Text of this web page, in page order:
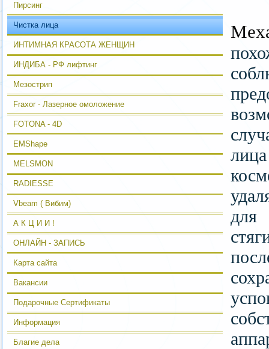
Пирсинг
Чистка лица
ИНТИМНАЯ КРАСОТА ЖЕНЩИН
ИНДИБА - РФ лифтинг
Мезострип
Fraxor - Лазерное омоложение
FOTONA - 4D
EMShape
MELSMON
RADIESSE
Vbeam ( Вибим)
А К Ц И И !
ОНЛАЙН - ЗАПИСЬ
Карта сайта
Вакансии
Подарочные Сертификаты
Информация
Благие дела